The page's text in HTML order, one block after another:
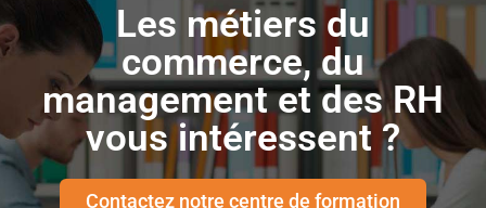
Les métiers du
commerce, du
management et des RH
vous intéressent ?
Contactez notre centre de formation